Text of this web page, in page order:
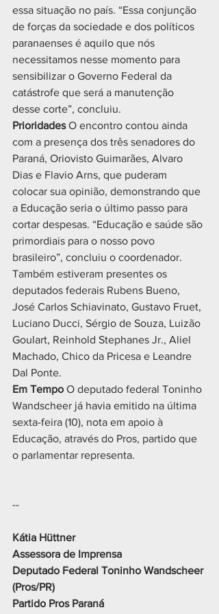
essa situação no país. “Essa conjunção
de forças da sociedade e dos políticos
paranaenses é aquilo que nós
necessitamos nesse momento para
sensibilizar o Governo Federal da
catástrofe que será a manutenção
desse corte”, concluiu.
Prioridades O encontro contou ainda
com a presença dos três senadores do
Paraná, Oriovisto Guimarães, Alvaro
Dias e Flavio Arns, que puderam
colocar sua opinião, demonstrando que
a Educação seria o último passo para
cortar despesas. “Educação e saúde são
primordiais para o nosso povo
brasileiro”, concluiu o coordenador.
Também estiveram presentes os
deputados federais Rubens Bueno,
José Carlos Schiavinato, Gustavo Fruet,
Luciano Ducci, Sérgio de Souza, Luizão
Goulart, Reinhold Stephanes Jr., Aliel
Machado, Chico da Pricesa e Leandre
Dal Ponte.
Em Tempo O deputado federal Toninho
Wandscheer já havia emitido na última
sexta-feira (10), nota em apoio à
Educação, através do Pros, partido que
o parlamentar representa.
--
Kátia Hüttner
Assessora de Imprensa
Deputado Federal Toninho Wandscheer
(Pros/PR)
Partido Pros Paraná